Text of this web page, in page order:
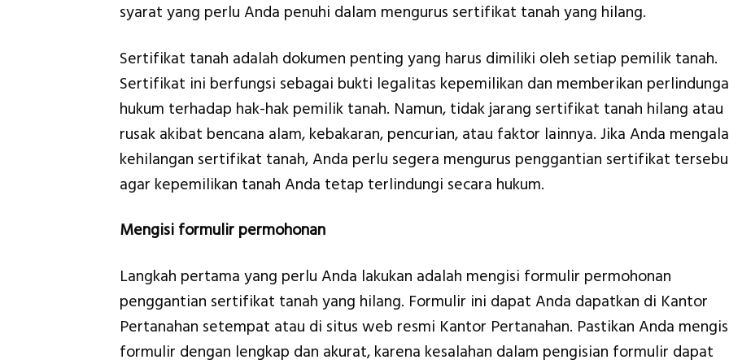
syarat yang perlu Anda penuhi dalam mengurus sertifikat tanah yang hilang.
Sertifikat tanah adalah dokumen penting yang harus dimiliki oleh setiap pemilik tanah.
Sertifikat ini berfungsi sebagai bukti legalitas kepemilikan dan memberikan
hukum terhadap hak-hak pemilik tanah. Namun, tidak jarang sertifikat tanah hilang atau
rusak akibat bencana alam, kebakaran, pencurian, atau faktor lainnya. Jika Anda
kehilangan sertifikat tanah, Anda perlu segera mengurus penggantian sertifikat
agar kepemilikan tanah Anda tetap terlindungi secara hukum.
Mengisi formulir permohonan
Langkah pertama yang perlu Anda lakukan adalah mengisi formulir permohonan
penggantian sertifikat tanah yang hilang. Formulir ini dapat Anda dapatkan di Kantor
Pertanahan setempat atau di situs web resmi Kantor Pertanahan. Pastikan Anda
formulir dengan lengkap dan akurat, karena kesalahan dalam pengisian formulir dapat